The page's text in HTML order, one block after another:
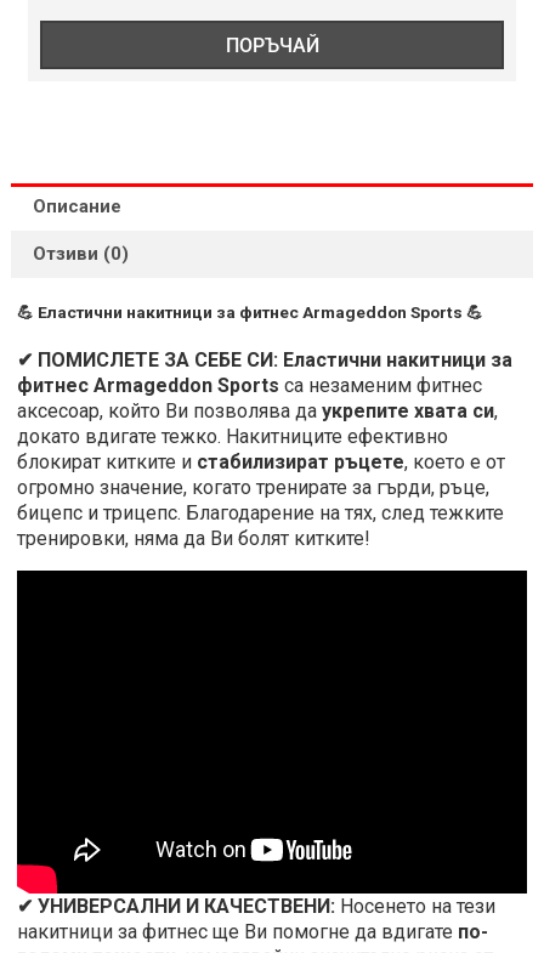
ПОРЪЧАЙ
Описание
Отзиви (0)
💪 Еластични накитници за фитнес Armageddon Sports 💪
✔ ПОМИСЛЕТЕ ЗА СЕБЕ СИ: Еластични накитници за
фитнес Armageddon Sportsса незаменим фитнес
аксесоар, който Ви позволява даукрепите хвата си,
докато вдигате тежко. Накитниците ефективно
блокират китките и стабилизират ръцете, което е от
огромно значение, когато тренирате за гърди, ръце,
бицепс и трицепс. Благодарение на тях, след тежките
тренировки, няма да Ви болят китките!
✔ УНИВЕРСАЛНИ И КАЧЕСТВЕНИ: Носенето на тези
накитници за фитнес ще Ви помогне да вдигате по-